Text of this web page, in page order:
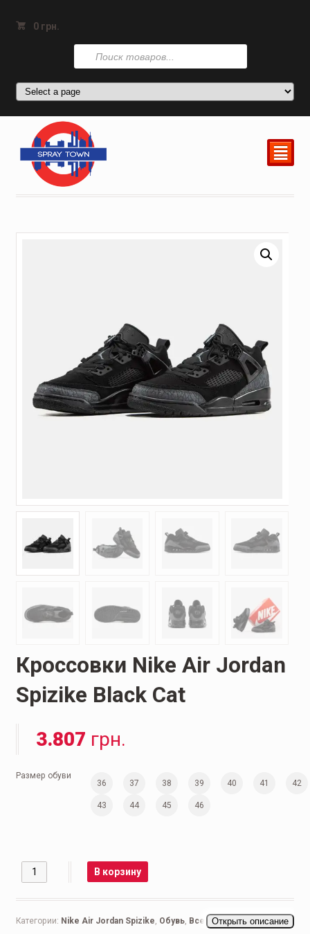
0 грн.
Поиск
товаров
²
Кроссовки Nike Air Jordan
Spizike Black Cat
3.807 грн.
Размер обуви
36 37 38 39 40 41 42
43 44 45 46
Количество В корзину
Категории: Nike Air Jordan Spizike Обувь, Все бренды,Мужская
Открыть описание